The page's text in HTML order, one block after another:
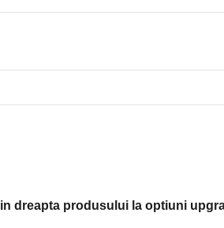
dreapta produsului la optiuni